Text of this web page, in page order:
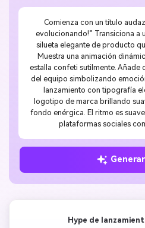
Comienza con un título
evolucionando!” Transiciona a
silueta elegante de producto
Muestra una animación
estalla confeti sutilmente. Añade
del equipo simbolizando
lanzamiento con tipografía
logotipo de marca brillando
fondo enérgica. El ritmo es
plataformas sociales
Hype de